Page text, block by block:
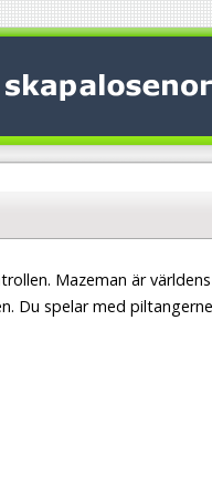
Mazeman är världens
Du spelar med